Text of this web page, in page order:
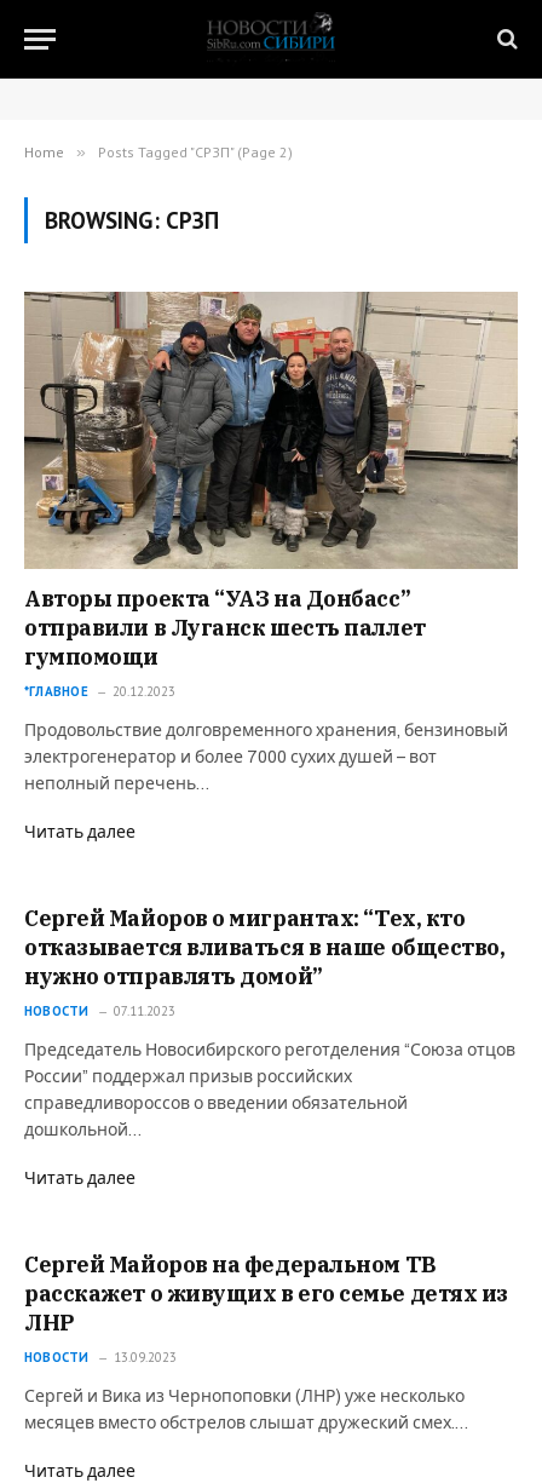
Home » Posts Tagged "СРЗП" (Page 2)
BROWSING: СРЗП
Авторы проекта “УАЗ на Донбасс”
отправили в Луганск шесть паллет
гумпомощи
*ГЛАВНОЕ 20.12.2023
Продовольствие долговременного хранения, бензиновый
электрогенератор и более 7000 сухих душей – вот
неполный перечень…
Читать далее
Сергей Майоров о мигрантах: “Тех, кто
отказывается вливаться в наше общество,
нужно отправлять домой”
НОВОСТИ 07.11.2023
Председатель Новосибирского реготделения “Союза отцов
России” поддержал призыв российских
справедливороссов о введении обязательной
дошкольной…
Читать далее
Сергей Майоров на федеральном ТВ
расскажет о живущих в его семье детях из
ЛНР
НОВОСТИ 13.09.2023
Сергей и Вика из Чернопоповки (ЛНР) уже несколько
месяцев вместо обстрелов слышат дружеский смех.…
Читать далее